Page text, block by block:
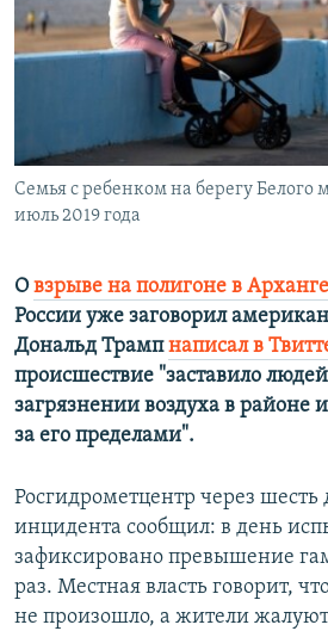
ПОБЕДИТЕЛЕЙ НЕ СУДЯТ?
КРЫМ.НЕПОКОРЕННЫЙ
УКРАИНСКАЯ ПРОБЛЕМА КРЫМА
ПРИСОЕДИНЯЙТЕСЬ!
Все сайты RFE/RL
Семья с ребенком на берегу Белого
июль 2019 года
Овзрыве на полигоне в
России уже заговорил
Дональд Трампнаписал в
происшествие "заставило
загрязнении воздуха в районе
за его пределами".
Росгидрометцентр через шесть
инцидента сообщил: в день
зафиксировано превышение
раз. Местная власть говорит,
не произошло, а жители